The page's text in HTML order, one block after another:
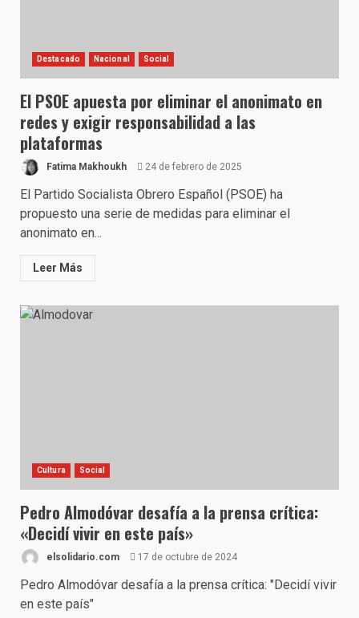
Destacado Nacional Social
El PSOE apuesta por eliminar el anonimato en
redes y exigir responsabilidad a las
plataformas
Fatima Makhoukh 24 de febrero de 2025
El Partido Socialista Obrero Español (PSOE) ha
propuesto una serie de medidas para eliminar el
anonimato en...
Leer Más
Cultura Social
Pedro Almodóvar desafía a la prensa crítica:
«Decidí vivir en este país»
elsolidario.com 17 de octubre de 2024
Pedro Almodóvar desafía a la prensa crítica: "Decidí vivir
en este país"